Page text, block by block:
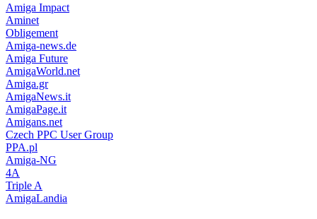
Amiga Impact
Aminet
Obligement
Amiga-news.de
Amiga Future
AmigaWorld.net
Amiga.gr
AmigaNews.it
AmigaPage.it
Amigans.net
Czech PPC User Group
PPA.pl
Amiga-NG
4A
Triple A
AmigaLandia